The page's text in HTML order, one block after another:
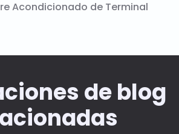
Acondicionado de Terminal
de blog